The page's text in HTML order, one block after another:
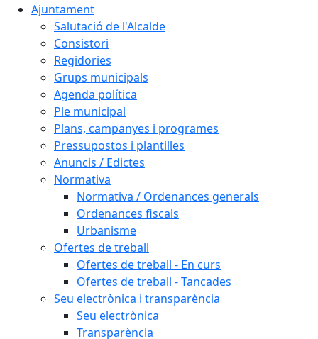
Ajuntament
Salutació de l'Alcalde
Consistori
Regidories
Grups municipals
Agenda política
Ple municipal
Plans, campanyes i programes
Pressupostos i plantilles
Anuncis / Edictes
Normativa
Normativa / Ordenances generals
Ordenances fiscals
Urbanisme
Ofertes de treball
Ofertes de treball - En curs
Ofertes de treball - Tancades
Seu electrònica i transparència
Seu electrònica
Transparència